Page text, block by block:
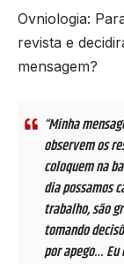
Ovniologia:
revista e
mensagem?
“Minha
observem os
coloquem na
dia possamos
trabalho, são
tomando
por apego… Eu